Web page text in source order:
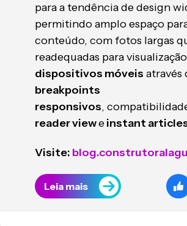
para a tendência de design
permitindo amplo espaço
conteúdo, com fotos largas
readequadas para
dispositivos móveis através
breakpoints
responsivos,
reader vieweinstant
Visite:
Leia mais